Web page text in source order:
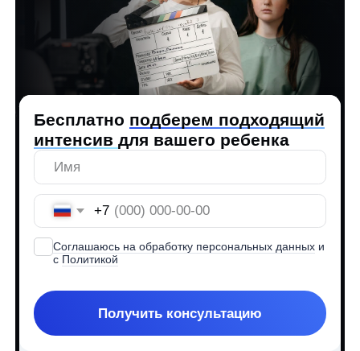
и зафиксируйтескидку 15%
на интенсив
Бесплатноподберем подходящий
интенсивдля вашего ребенка
+7
Соглашаюсь на обработку персональных данныхи
сПолитикой
отзывы родителей